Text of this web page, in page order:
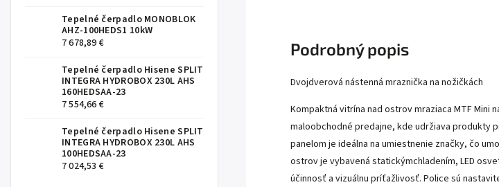
Tepelné čerpadlo MONOBLOK
AHZ-100HEDS1 10kW
7 678,89 €
Tepelné čerpadlo Hisene SPLIT
INTEGRA HYDROBOX 230L AHS
160HEDSAA-23
7 554,66 €
Tepelné čerpadlo Hisene SPLIT
INTEGRA HYDROBOX 230L AHS
100HEDSAA-23
7 024,53 €
Podrobný popis
Dvojdverová nástenná mraznička na nožičkách
Kompaktná vitrína nad ostrov mraziaca MTF
maloobchodné predajne, kde udržiava produkty
panelom je ideálna na umiestnenie značky, čo
ostrov je vybavená statickýmchladením, LED
účinnosť a vizuálnu príťažlivosť. Police sú